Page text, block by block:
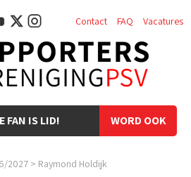
WORD OOK
FAN IS LID!
Contact FAQ Vacatures
2027 > Raymond Holdijk